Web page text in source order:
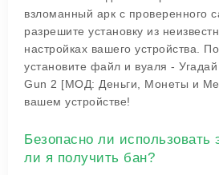
взломанный apк с проверенного
разрешите установку из
настройках вашего устройства.
установите файл и вуаля -
Gun 2 [МОД: Деньги, Монеты и
вашем устройстве!
Безопасно ли использовать
ли я получить бан?